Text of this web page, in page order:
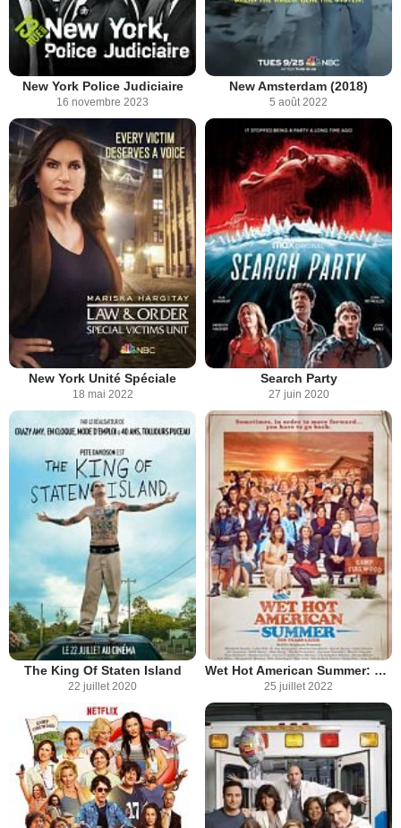
New York Police Judiciaire
16 novembre 2023
New Amsterdam (2018)
5 août 2022
New York Unité Spéciale
18 mai 2022
Search Party
27 juin 2020
The King Of Staten Island
22 juillet 2020
Wet Hot American Summer: Ten Years Later
25 juillet 2022